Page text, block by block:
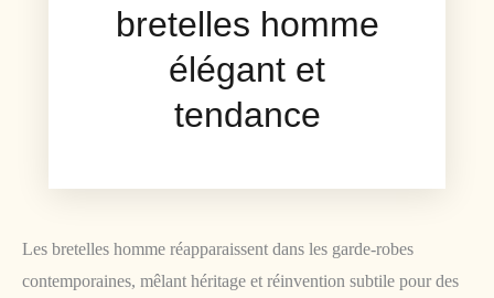
bretelles homme
élégant et
tendance
Les bretelles homme réapparaissent dans les garde-robes
contemporaines, mêlant héritage et réinvention subtile pour des